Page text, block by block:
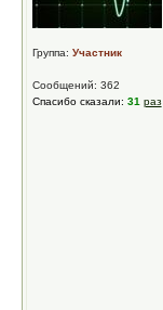
Группа: Участник
Сообщений: 362
Спасибо сказали: 31 раз